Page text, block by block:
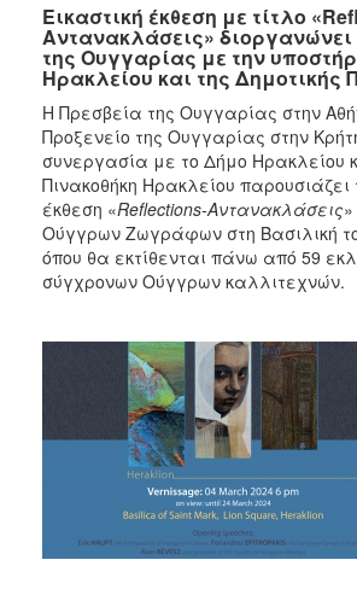
2022
2021
2020
2019
2018
2017
2016
2015
2012
2011
2010
2006
Εικαστική έκθεση με τίτλο
Αντανακλάσεις»
της Ουγγαρίας με την
Ηρακλείου και της Δημοτικής
Η Πρεσβεία της Ουγγαρίας στην
Προξενείο της Ουγγαρίας στην
συνεργασία με το Δήμο Ηρακλείου
Πινακοθήκη Ηρακλείου παρουσιάζει
έκθεση «Reflections-Αντανακλάσεις
Ούγγρων Ζωγράφων στη Βασιλική
όπου θα εκτίθενται πάνω από 59
σύγχρονων Ούγγρων καλλιτεχνών.